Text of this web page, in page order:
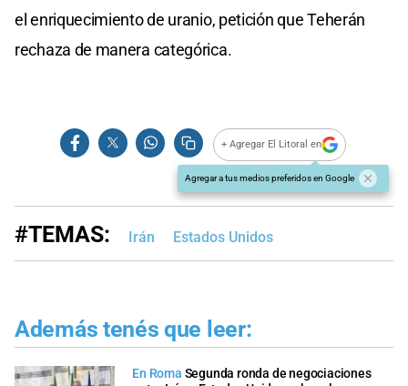
el enriquecimiento de uranio, petición que Teherán
rechaza de manera categórica.
+ Agregar El Litoral en
Agregar a tus medios preferidos en Google
#TEMAS: Irán Estados Unidos
Además tenés que leer:
En Roma Segunda ronda de negociaciones